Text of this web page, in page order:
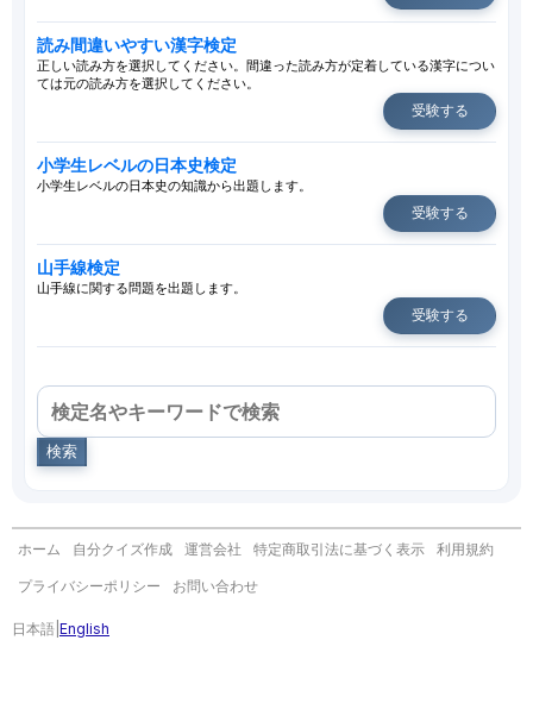
読み間違いやすい漢字検定
正しい読み方を選択してください。間違った読み方が定着している漢字につい
ては元の読み方を選択してください。
受験する
小学生レベルの日本史検定
小学生レベルの日本史の知識から出題します。
受験する
山手線検定
山手線に関する問題を出題します。
受験する
検索
ホーム 自分クイズ作成 運営会社 特定商取引法に基づく表示 利用規約
プライバシーポリシー お問い合わせ
日本語 English